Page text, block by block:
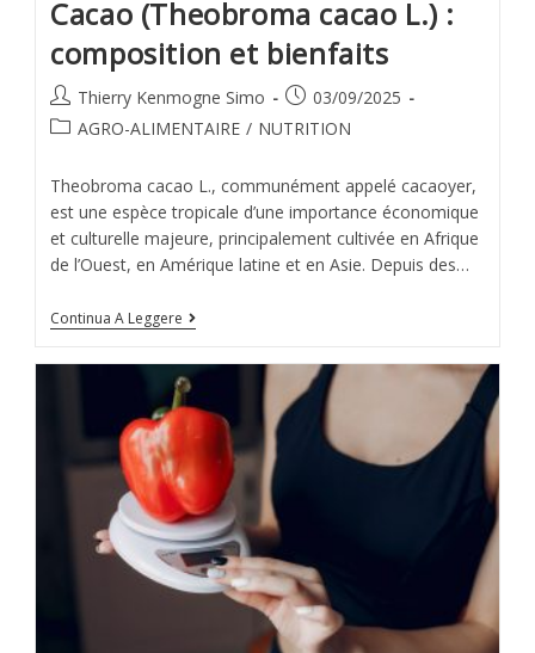
Cacao (Theobroma cacao L.) :
composition et bienfaits
Thierry Kenmogne Simo
03/09/2025
AGRO-ALIMENTAIRE / NUTRITION
Theobroma cacao L., communément appelé cacaoyer,
est une espèce tropicale d’une importance économique
et culturelle majeure, principalement cultivée en Afrique
de l’Ouest, en Amérique latine et en Asie. Depuis des…
Continua A Leggere